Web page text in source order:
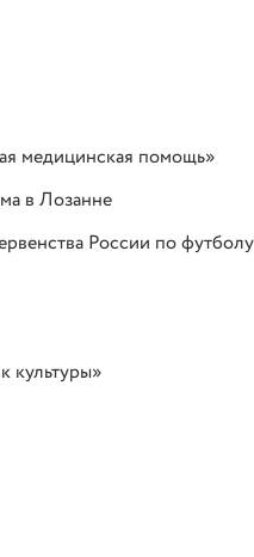
медицинская помощь»
в Лозанне
России по футболу
культуры»